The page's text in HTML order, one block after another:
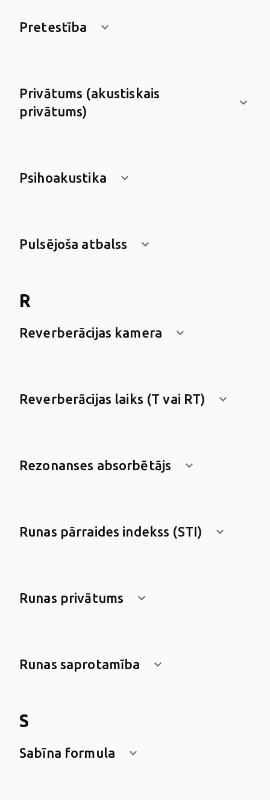
Pretestība keyboard_arrow_down
Privātums (akustiskais
privātums)
keyboard_arrow_down
Psihoakustika keyboard_arrow_down
Pulsējoša atbalss keyboard_arrow_down
R
Reverberācijas kamera keyboard_arrow_down
Reverberācijas laiks (T vai RT) keyboard_arrow_down
Rezonanses absorbētājs keyboard_arrow_down
Runas pārraides indekss (STI) keyboard_arrow_down
Runas privātums keyboard_arrow_down
Runas saprotamība keyboard_arrow_down
S
Sabīna formula keyboard_arrow_down